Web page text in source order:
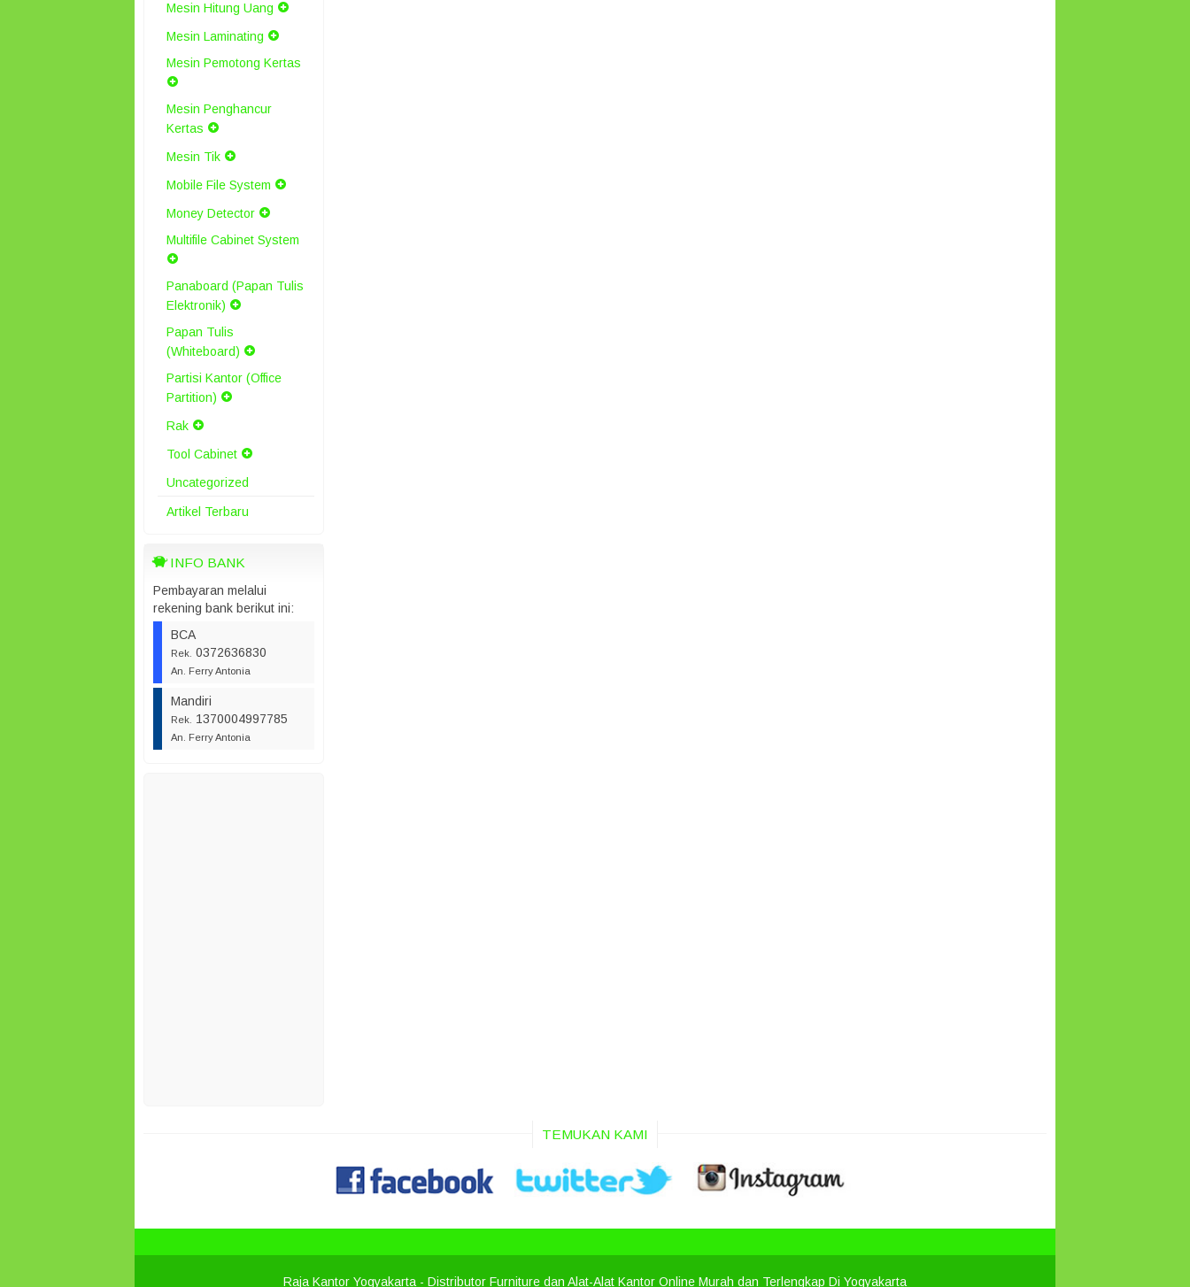
Mesin Hitung Uang
Mesin Laminating
Mesin Pemotong Kertas
Mesin Penghancur
Kertas
Mesin Tik
Mobile File System
Money Detector
Multifile Cabinet System
Panaboard (Papan Tulis
Elektronik)
Papan Tulis
(Whiteboard)
Partisi Kantor (Office
Partition)
Rak
Tool Cabinet
Uncategorized
Artikel Terbaru
INFO BANK
Pembayaran melalui
rekening bank berikut ini:
BCA
Rek. 0372636830
An. Ferry Antonia
Mandiri
Rek. 1370004997785
An. Ferry Antonia
TEMUKAN KAMI
Raja Kantor Yogyakarta - Distributor Furniture dan Alat-Alat Kantor Online Murah dan Terlengkap Di Yogyakarta